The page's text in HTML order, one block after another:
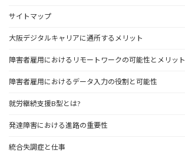
サイトマップ
大阪デジタルキャリアに通所するメリット
障害者雇用におけるリモートワークの可能性とメリット
障害者雇用におけるデータ入力の役割と可能性
就労継続支援B型とは?
発達障害における進路の重要性
統合失調症と仕事